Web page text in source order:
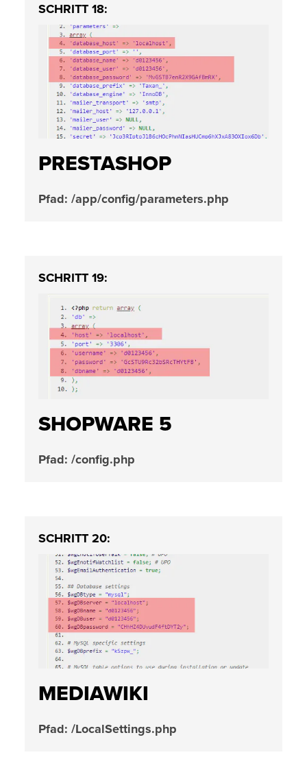
SCHRITT 18:
PRESTASHOP
Pfad: /app/config/parameters.php
SCHRITT 19:
SHOPWARE 5
Pfad: /config.php
SCHRITT 20:
MEDIAWIKI
Pfad: /LocalSettings.php